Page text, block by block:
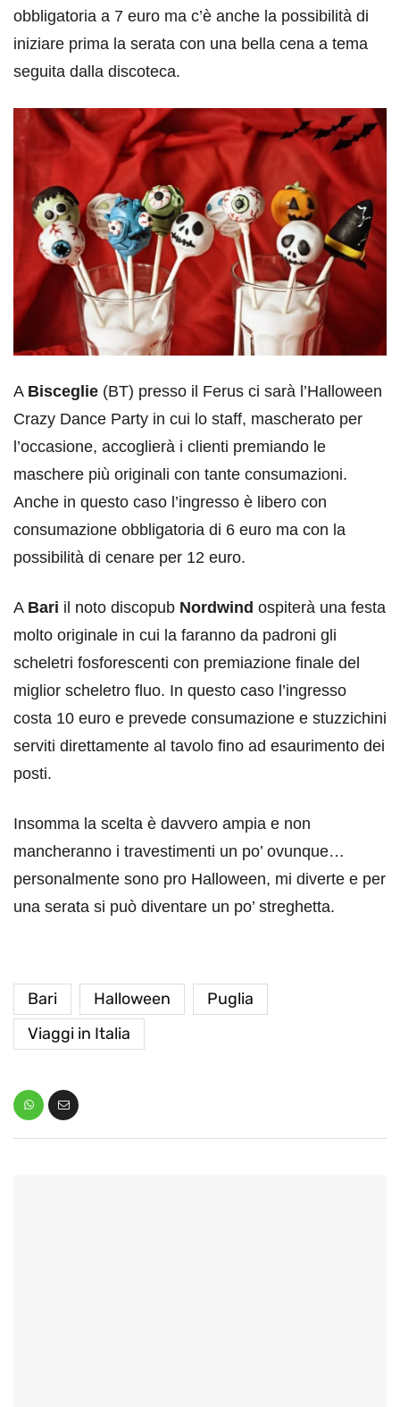
obbligatoria a 7 euro ma c’è anche la possibilità di
iniziare prima la serata con una bella cena a tema
seguita dalla discoteca.
A Bisceglie (BT) presso il Ferus ci sarà l’Halloween
Crazy Dance Party in cui lo staff, mascherato per
l’occasione, accoglierà i clienti premiando le
maschere più originali con tante consumazioni.
Anche in questo caso l’ingresso è libero con
consumazione obbligatoria di 6 euro ma con la
possibilità di cenare per 12 euro.
A Bari il noto discopub Nordwind ospiterà una festa
molto originale in cui la faranno da padroni gli
scheletri fosforescenti con premiazione finale del
miglior scheletro fluo. In questo caso l’ingresso
costa 10 euro e prevede consumazione e stuzzichini
serviti direttamente al tavolo fino ad esaurimento dei
posti.
Insomma la scelta è davvero ampia e non
mancheranno i travestimenti un po’ ovunque…
personalmente sono pro Halloween, mi diverte e per
una serata si può diventare un po’ streghetta.
Bari Halloween
Puglia
Viaggi in Italia